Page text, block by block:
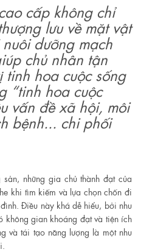
cấp không chỉ
lưu về mặt vật
dưỡng mạch
chủ nhân tận
hoa cuộc sống
“tinh hoa cuộc
vấn đề xã hội, môi
bệnh... chi phối
những gia chủ thành đạt của
khi tìm kiếm và lựa chọn chốn đi
Điều này khá dễ hiểu, bởi nhu
không gian khoáng đạt và tiện ích
và tái tạo năng lượng là một nhu